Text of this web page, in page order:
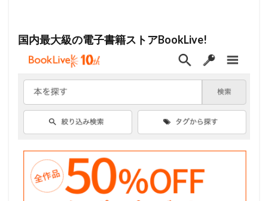
国内最大級の電子書籍ストアBookLive!